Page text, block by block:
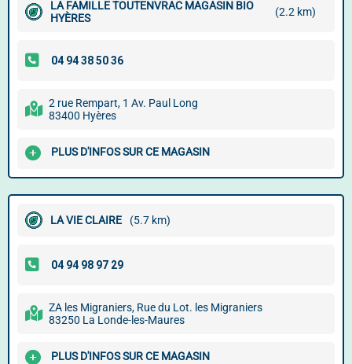
LA FAMILLE TOUTENVRAC MAGASIN BIO
HYÈRES
(2.2 km)
2 rue Rempart, 1 Av. Paul Long
83400 Hyères
PLUS D'INFOS SUR CE MAGASIN
LA VIE CLAIRE (5.7 km)
ZA les Migraniers, Rue du Lot. les Migraniers
83250 La Londe-les-Maures
PLUS D'INFOS SUR CE MAGASIN